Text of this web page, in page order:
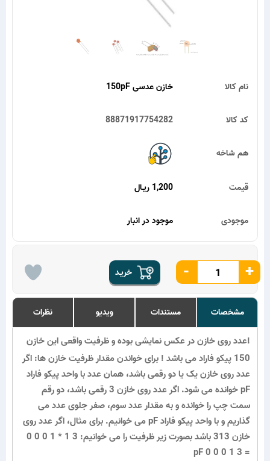
خازن عدسی 150pF نام کالا
88871917754282 کد کالا
هم شاخه
1,200 ریـال قیمت
موجود در انبار موجودی
خریـد - +
مشخصات مستندات ویدیو نظرات
!عدد روی خازن در عکس نمایشی بوده و ظرفیت واقعی این خازن
150 پیکو فاراد می باشد ! برای خواندن مقدار ظرفیت خازن ها: اگر
عدد روی خازن یک یا دو رقمی باشد، همان عدد با واحد پیکو فاراد
pF خوانده می شود. اگر عدد روی خازن 3 رقمی باشد، دو رقم
سمت چپ را خوانده و به مقدار عدد سوم، صفر جلوی عدد می
گذاریم و با واحد پیکو فاراد pF می خوانیم. برای مثال، اگر عدد روی
خازن 313 باشد بصورت زیر ظرفیت را می خوانیم: 3 1 * 1 0 0 0
= 3 1 0 0 0 pF